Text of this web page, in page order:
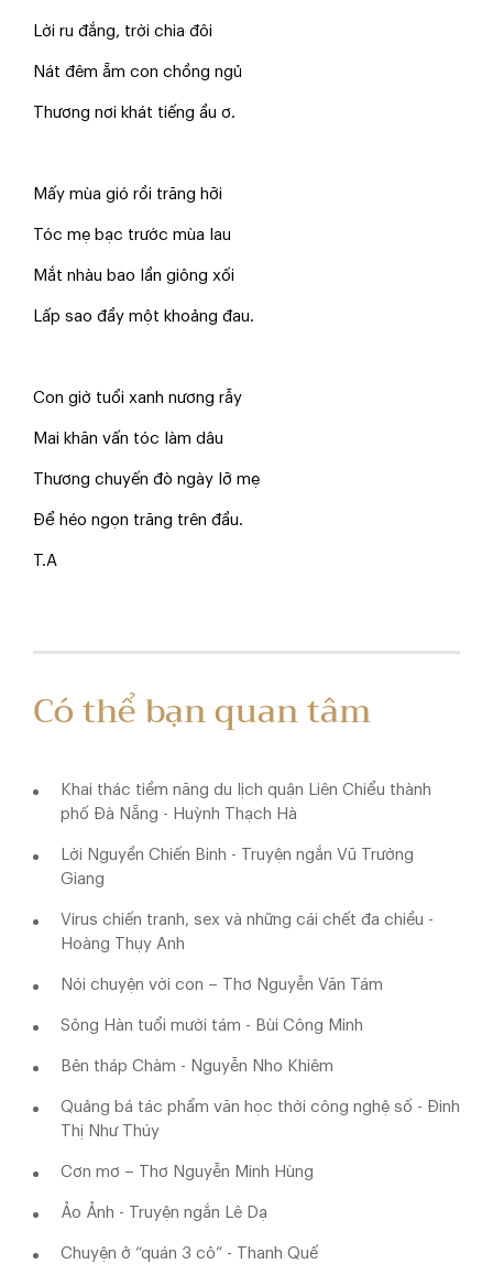
Lời ru đắng, trời chia đôi
Nát đêm ẵm con chồng ngủ
Thương nơi khát tiếng ầu ơ.
Mấy mùa gió rồi trăng hỡi
Tóc mẹ bạc trước mùa lau
Mắt nhàu bao lần giông xối
Lấp sao đầy một khoảng đau.
Con giờ tuổi xanh nương rẫy
Mai khăn vấn tóc làm dâu
Thương chuyến đò ngày lỡ mẹ
Để héo ngọn trăng trên đầu.
T.A
Có thể bạn quan tâm
Khai thác tiềm năng du lịch quận Liên Chiểu thành
phố Đà Nẵng - Huỳnh Thạch Hà
Lời Nguyền Chiến Binh - Truyện ngắn Vũ Trường
Giang
Virus chiến tranh, sex và những cái chết đa chiều -
Hoàng Thụy Anh
Nói chuyện với con – Thơ Nguyễn Văn Tám
Sông Hàn tuổi mười tám - Bùi Công Minh
Bên tháp Chàm - Nguyễn Nho Khiêm
Quảng bá tác phẩm văn học thời công nghệ số - Đinh
Thị Như Thúy
Cơn mơ – Thơ Nguyễn Minh Hùng
Ảo Ảnh - Truyện ngắn Lê Dạ
Chuyện ở “quán 3 cô” - Thanh Quế